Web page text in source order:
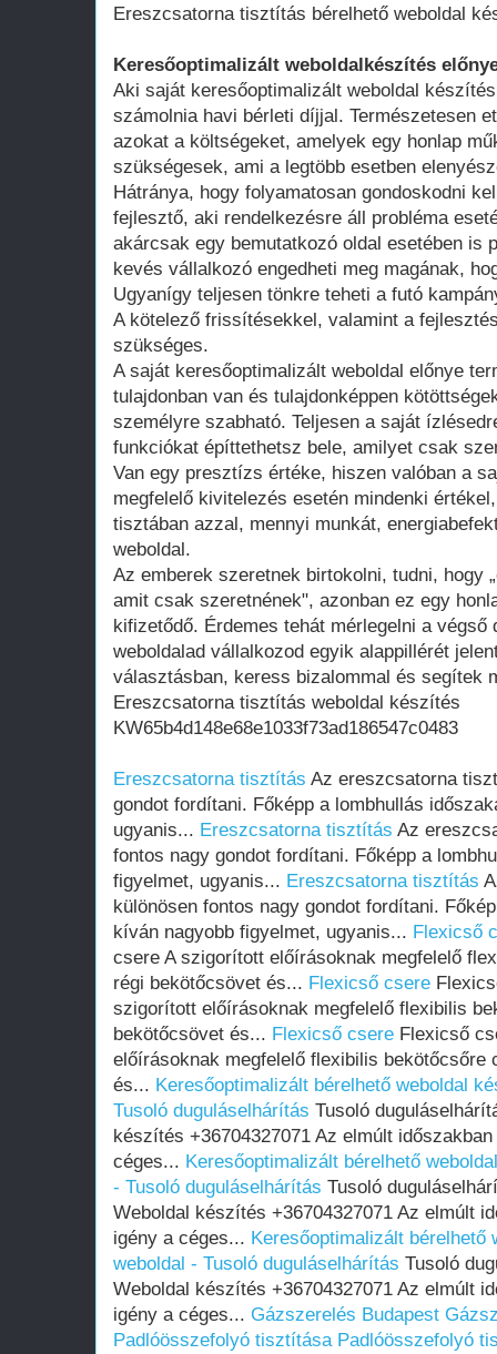
Ereszcsatorna tisztítás bérelhető weboldal
Keresőoptimalizált weboldalkészítés
Aki saját keresőoptimalizált weboldal
számolnia havi bérleti díjjal. Természetesen
azokat a költségeket, amelyek egy honlap
szükségesek, ami a legtöbb esetben
Hátránya, hogy folyamatosan gondoskodni
fejlesztő, aki rendelkezésre áll probléma
akárcsak egy bemutatkozó oldal esetében is
kevés vállalkozó engedheti meg magának,
Ugyanígy teljesen tönkre teheti a futó
A kötelező frissítésekkel, valamint a
szükséges.
A saját keresőoptimalizált weboldal előnye
tulajdonban van és tulajdonképpen
személyre szabható. Teljesen a saját
funkciókat építtethetsz bele, amilyet csak
Van egy presztízs értéke, hiszen valóban a
megfelelő kivitelezés esetén mindenki
tisztában azzal, mennyi munkát,
weboldal.
Az emberek szeretnek birtokolni, tudni, hogy
amit csak szeretnének", azonban ez egy
kifizetődő. Érdemes tehát mérlegelni a végső
weboldalad vállalkozod egyik alappillérét
választásban, keress bizalommal és segítek
Ereszcsatorna tisztítás weboldal készítés
KW65b4d148e68e1033f73ad186547c0483
Ereszcsatorna tisztítás Az ereszcsatorna
gondot fordítani. Főképp a lombhullás
ugyanis... Ereszcsatorna tisztítás Az
fontos nagy gondot fordítani. Főképp a
figyelmet, ugyanis... Ereszcsatorna tisztítás
különösen fontos nagy gondot fordítani.
kíván nagyobb figyelmet, ugyanis... Flexicső
csere A szigorított előírásoknak megfelelő
régi bekötőcsövet és... Flexicső csere
szigorított előírásoknak megfelelő flexibilis
bekötőcsövet és... Flexicső csere Flexicső
előírásoknak megfelelő flexibilis bekötőcsőre
és... Keresőoptimalizált bérelhető weboldal
Tusoló duguláselhárítás Tusoló
készítés +36704327071 Az elmúlt
céges... Keresőoptimalizált bérelhető
- Tusoló duguláselhárítás Tusoló
Weboldal készítés +36704327071 Az elmúlt
igény a céges... Keresőoptimalizált
weboldal - Tusoló duguláselhárítás Tusoló
Weboldal készítés +36704327071 Az elmúlt
igény a céges... Gázszerelés Budapest
Padlóösszefolyó tisztítása Padlóösszefolyó